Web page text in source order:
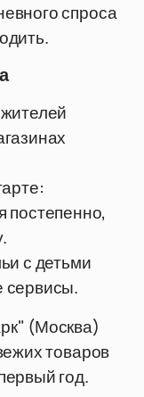
спроса
постепенно,
с детьми
сервисы.
(Москва)
товаров
год.